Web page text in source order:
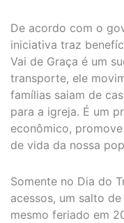
De acordo com o
iniciativa traz
Vai de Graça é um
transporte, ele
famílias saiam de
para a igreja. É um
econômico,
de vida da nossa
Somente no Dia do
acessos, um salto
mesmo feriado em